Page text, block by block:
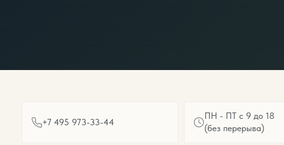
+7 495 973-33-44
ПН - ПТ с 9 до 18
(без перерыва)